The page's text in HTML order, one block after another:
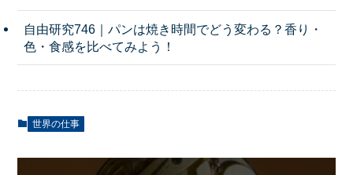
自由研究746｜パンは焼き時間でどう変わる？香り・
色・食感を比べてみよう！
世界の仕事